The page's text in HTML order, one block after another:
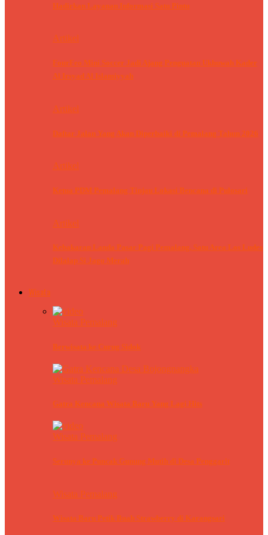
Hadirkan Layanan Informasi Satu Pintu
Artikel
FourFeo Mini Soccer Jadi Ajang Penguatan Ukhuwah Kader
Al Irsyad Al Islamiyyah
Artikel
Daftar Jalan Yang Akan Diperbaiki di Pemalang Tahun 2026
Artikel
Ketua PDM Pemalang Tinjau Lokasi Bencana di Pulosari
Artikel
Kebakaran Landa Pasar Pagi Pemalang, Satu Area Los Ludes
Dilalap Si Jago Merah
Wisata
Wisata Pemalang
Berwisata ke Curug Sidok
Wisata Pemalang
Gatra Kencana Wisata Baru Yang Lagi Hits
Wisata Pemalang
Serunya ke Puncak Gunung Mutih di Desa Penggarit
Wisata Pemalang
Wisata Baru Petik Buah Strawberry di Karangsari